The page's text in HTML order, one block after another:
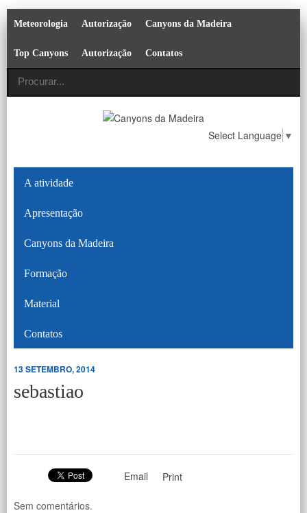
Meteorologia Autorização Canyons da Madeira
Top Canyons Autorização Contatos
Select Language ▼
A atividade
Apresentação
Canyons da Madeira
Formação
Material
Contatos
13 SETEMBRO, 2014
sebastiao
Email Print
Sem comentários.